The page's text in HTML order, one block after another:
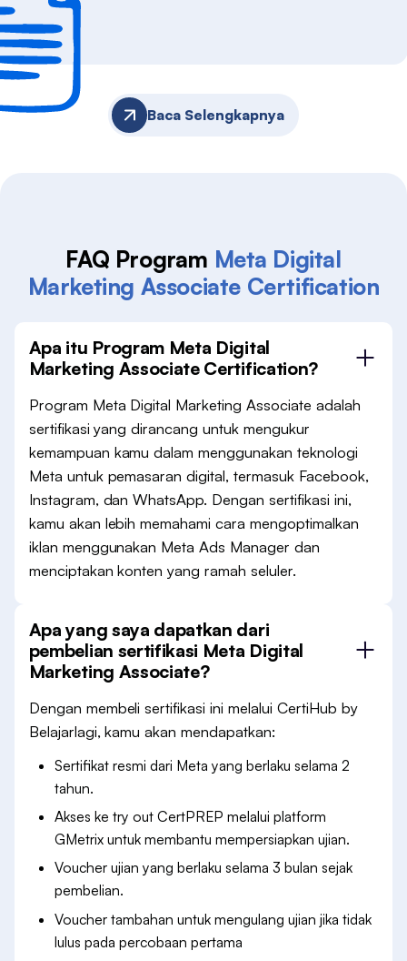
Baca Selengkapnya
FAQ Program Meta Digital
Marketing Associate Certification
Apa itu Program Meta Digital
Marketing Associate Certification?
Program Meta Digital Marketing Associate adalah
sertifikasi yang dirancang untuk mengukur
kemampuan kamu dalam menggunakan teknologi
Meta untuk pemasaran digital, termasuk Facebook,
Instagram, dan WhatsApp. Dengan sertifikasi ini,
kamu akan lebih memahami cara mengoptimalkan
iklan menggunakan Meta Ads Manager dan
menciptakan konten yang ramah seluler.
Apa yang saya dapatkan dari
pembelian sertifikasi Meta Digital
Marketing Associate?
Dengan membeli sertifikasi ini melalui CertiHub by
Belajarlagi, kamu akan mendapatkan:
Sertifikat resmi dari Meta yang berlaku selama 2
tahun.
Akses ke try out CertPREP melalui platform
GMetrix untuk membantu mempersiapkan ujian.
Voucher ujian yang berlaku selama 3 bulan sejak
pembelian.
Voucher tambahan untuk mengulang ujian jika tidak
lulus pada percobaan pertama